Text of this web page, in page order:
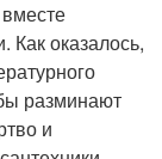
Как оказалось,
разминают
и